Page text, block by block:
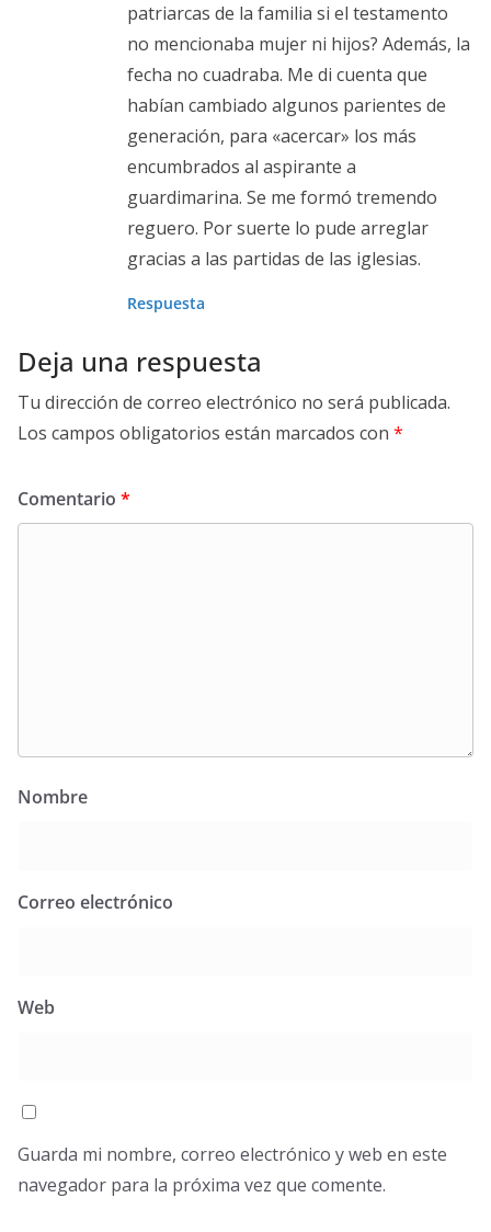
patriarcas de la familia si el testamento
no mencionaba mujer ni hijos? Además, la
fecha no cuadraba. Me di cuenta que
habían cambiado algunos parientes de
generación, para «acercar» los más
encumbrados al aspirante a
guardimarina. Se me formó tremendo
reguero. Por suerte lo pude arreglar
gracias a las partidas de las iglesias.
Respuesta
Deja una respuesta
Tu dirección de correo electrónico no será publicada.
Los campos obligatorios están marcados con *
Comentario *
Nombre
Correo electrónico
Web
Guarda mi nombre, correo electrónico y web en este
navegador para la próxima vez que comente.